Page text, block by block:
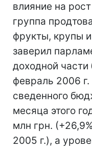
влияние на
группа
фрукты, крупы
заверил
доходной
февраль 2006
сведенного
месяца этого
млн грн.
2005 г.), а